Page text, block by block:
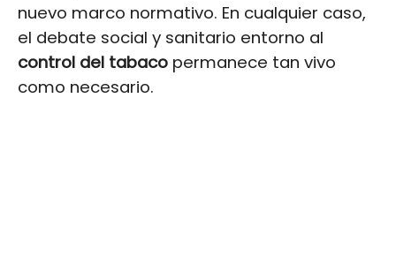
nuevo marco normativo. En cualquier caso,
el debate social y sanitario entorno al
control del tabaco permanece tan vivo
como necesario.